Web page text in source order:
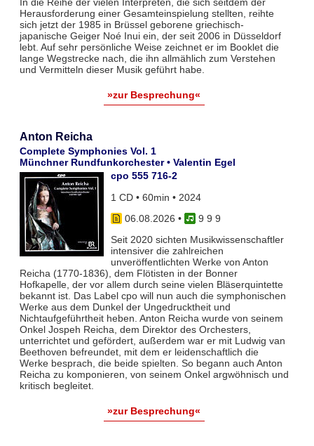
In die Reihe der vielen Interpreten, die sich seitdem der
Herausforderung einer Gesamteinspielung stellten, reihte
sich jetzt der 1985 in Brüssel geborene griechisch-
japanische Geiger Noé Inui ein, der seit 2006 in Düsseldorf
lebt. Auf sehr persönliche Weise zeichnet er im Booklet die
lange Wegstrecke nach, die ihn allmählich zum Verstehen
und Vermitteln dieser Musik geführt habe.
»zur Besprechung«
Anton Reicha
Complete Symphonies Vol. 1
Münchner Rundfunkorchester • Valentin Egel
cpo 555 716-2
1 CD • 60min • 2024
06.08.2026 •
9 9 9
Seit 2020 sichten Musikwissenschaftler
intensiver die zahlreichen
unveröffentlichten Werke von Anton
Reicha (1770-1836), dem Flötisten in der Bonner
Hofkapelle, der vor allem durch seine vielen Bläserquintette
bekannt ist. Das Label cpo will nun auch die symphonischen
Werke aus dem Dunkel der Ungedrucktheit und
Nichtaufgeführtheit heben. Anton Reicha wurde von seinem
Onkel Jospeh Reicha, dem Direktor des Orchesters,
unterrichtet und gefördert, außerdem war er mit Ludwig van
Beethoven befreundet, mit dem er leidenschaftlich die
Werke besprach, die beide spielten. So begann auch Anton
Reicha zu komponieren, von seinem Onkel argwöhnisch und
kritisch begleitet.
»zur Besprechung«